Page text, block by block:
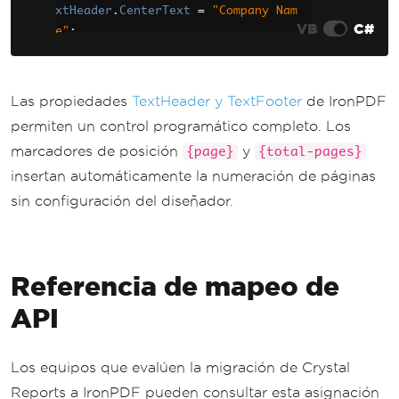
xtHeader . CenterText =
"Company Nam
e" ;
xtFooter. LeftText = "Confidential";
        renderer
.RenderingOptions. Te
xtFooter.RightText =
"Page {page} of
{total-pages}";
string htmlContent
cument Title</h1><p>Document content
pdf renderer
RenderHtm
VB C#
Las propiedades TextHeader y TextFooter de IronPDF
permiten un control programático completo. Los
marcadores de posición
{page} y {total-pages}
insertan automáticamente la numeración de páginas
sin configuración del diseñador.
Referencia de mapeo de
API
Los equipos que evalúen la migración de Crystal
Reports a IronPDF pueden consultar esta asignación